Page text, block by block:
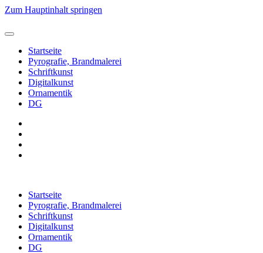
Zum Hauptinhalt springen
Startseite
Pyrografie, Brandmalerei
Schriftkunst
Digitalkunst
Ornamentik
DG
Startseite
Pyrografie, Brandmalerei
Schriftkunst
Digitalkunst
Ornamentik
DG